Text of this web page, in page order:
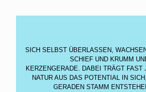
SICH SELBST ÜBERLASSEN,
SCHIEF UND KRUMM
KERZENGERADE. DABEI TRÄGT FAST
NATUR AUS DAS POTENTIAL IN
GERADEN STAMM